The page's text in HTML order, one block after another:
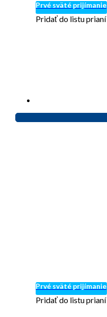
Prvé sväté prijímanie
Pridať do listu prianí
Prvé sväté prijímanie
Pridať do listu prianí